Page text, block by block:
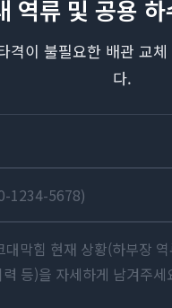
역류 및 공용
격이 불필요한 배관 교
다.